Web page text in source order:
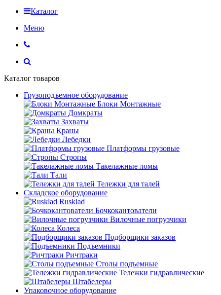
Каталог
Меню
Каталог товаров
Грузоподъемное оборудование
Блоки Монтажные
Домкраты
Захваты
Краны
Лебедки
Платформы грузовые
Стропы
Такелажные ломы
Тали
Тележки для талей
Складское оборудование
Rusklad
Бочкокантователи
Вилочные погрузчики
Колеса
Подборщики заказов
Подъемники
Ричтраки
Столы подъемные
Тележки гидравлические
Штабелеры
Упаковочное оборудование